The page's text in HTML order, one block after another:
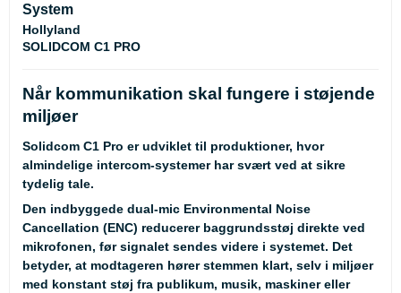
System
Hollyland
SOLIDCOM C1 PRO
Når kommunikation skal fungere i støjende
miljøer
Solidcom C1 Pro er udviklet til produktioner, hvor
almindelige intercom-systemer har svært ved at sikre
tydelig tale.
Den indbyggede dual-mic Environmental Noise
Cancellation (ENC) reducerer baggrundsstøj direkte ved
mikrofonen, før signalet sendes videre i systemet. Det
betyder, at modtageren hører stemmen klart, selv i miljøer
med konstant støj fra publikum, musik, maskiner eller